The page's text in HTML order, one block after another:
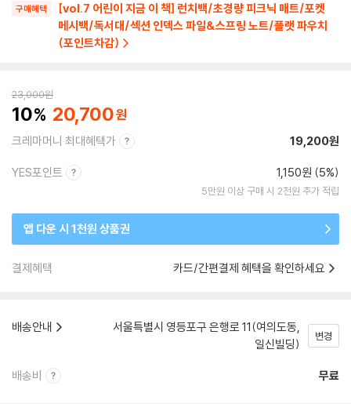
구매혜택
[vol.7 어린이 지금 이 책] 런치백/초경량 피크닉 매트/포켓
메시백/독서대/섹션 인덱스 파일&스프링 노트/플랫 파우치
(포인트차감)
23,000원
10 20,700
크레마머니 최대혜택가 19,200원
YES포인트 1,150원 (5%)
5만원 이상 구매 시 2천원 추가 적립
앱 다운 시 1천원 상품권
결제혜택 카드/간편결제 혜택을 확인하세요
배송안내
서울특별시 영등포구 은행로 11(여의도동,
일신빌딩)
변경
배송비 무료